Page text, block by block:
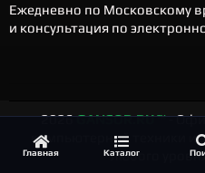
Главная Каталог
Ежедневно по Московскому
и консультация по
2026GANSOR.RU ™-
компьютерной техники и
любого